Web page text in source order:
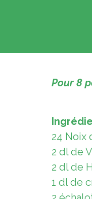
Pour 8
24 Noix
2 dl de
2 dl de
1 dl de